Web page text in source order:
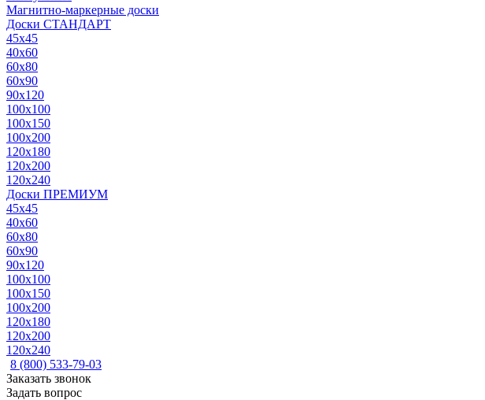
Магнитно-маркерные доски
Доски СТАНДАРТ
45x45
40x60
60x80
60x90
90x120
100x100
100x150
100x200
120x180
120x200
120x240
Доски ПРЕМИУМ
45x45
40x60
60x80
60x90
90x120
100x100
100x150
100x200
120x180
120x200
120x240
8 (800) 533-79-03
Заказать звонок
Задать вопрос